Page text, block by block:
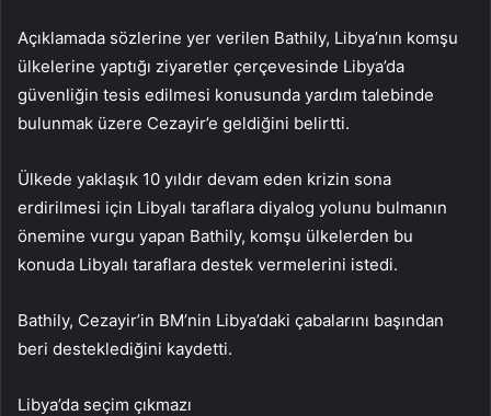
Açıklamada sözlerine yer verilen Bathily, Libya’nın komşu
ülkelerine yaptığı ziyaretler çerçevesinde Libya’da
güvenliğin tesis edilmesi konusunda yardım talebinde
bulunmak üzere Cezayir’e geldiğini belirtti.
Ülkede yaklaşık 10 yıldır devam eden krizin sona
erdirilmesi için Libyalı taraflara diyalog yolunu bulmanın
önemine vurgu yapan Bathily, komşu ülkelerden bu
konuda Libyalı taraflara destek vermelerini istedi.
Bathily, Cezayir’in BM’nin Libya’daki çabalarını başından
beri desteklediğini kaydetti.
Libya’da seçim çıkmazı